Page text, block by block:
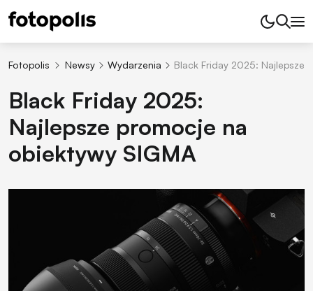
Fotopolis Newsy Wydarzenia Black Friday 2025: Najlepsze
Black Friday 2025:
Najlepsze promocje na
obiektywy SIGMA